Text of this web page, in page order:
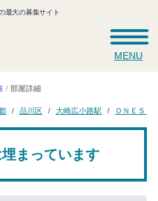
最大の募集サイト
MENU
部屋詳細
品川区 大崎広小路駅 ＯＮＥＳＴ
まっています